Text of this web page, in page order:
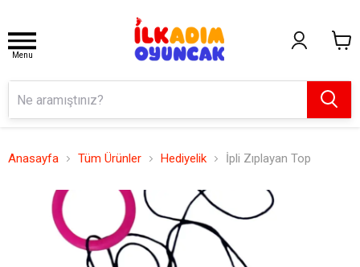
Menu
Anasayfa Tüm Ürünler Hediyelik İpli Zıplayan Top